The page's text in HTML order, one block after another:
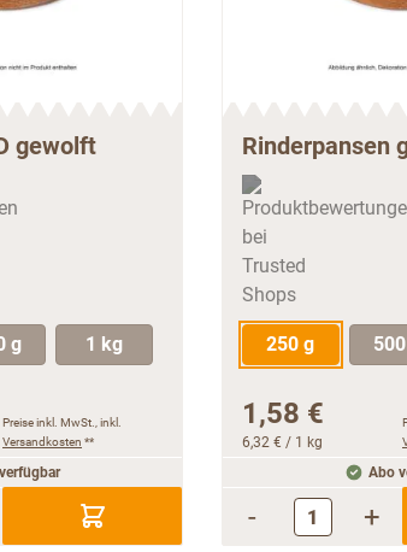
gewolft
g 1 kg
Preise inkl. MwSt., inkl.
Versandkosten **
Rinderpansen
250 g
1,58 €
6,32 € / 1 kg
Abo
- +